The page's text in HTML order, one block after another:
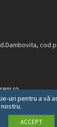
cod
uri pentru a vă
ACCEPT